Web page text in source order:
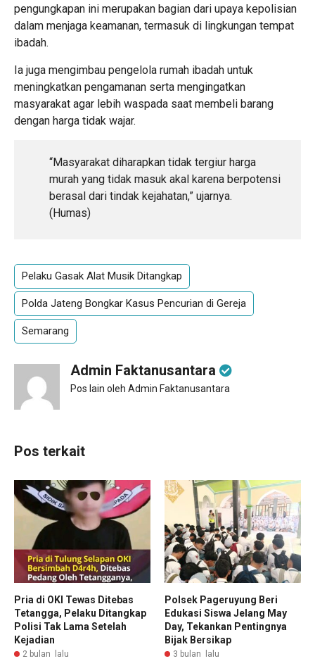
pengungkapan ini merupakan bagian dari upaya kepolisian
dalam menjaga keamanan, termasuk di lingkungan tempat
ibadah.
Ia juga mengimbau pengelola rumah ibadah untuk
meningkatkan pengamanan serta mengingatkan
masyarakat agar lebih waspada saat membeli barang
dengan harga tidak wajar.
“Masyarakat diharapkan tidak tergiur harga
murah yang tidak masuk akal karena berpotensi
berasal dari tindak kejahatan,” ujarnya.
(Humas)
Pelaku Gasak Alat Musik Ditangkap
Polda Jateng Bongkar Kasus Pencurian di Gereja
Semarang
Admin Faktanusantara
Pos lain oleh Admin Faktanusantara
Pos terkait
Pria di OKI Tewas Ditebas
Tetangga, Pelaku Ditangkap
Polisi Tak Lama Setelah
Kejadian
2 bulan lalu
Polsek Pageruyung Beri
Edukasi Siswa Jelang May
Day, Tekankan Pentingnya
Bijak Bersikap
3 bulan lalu